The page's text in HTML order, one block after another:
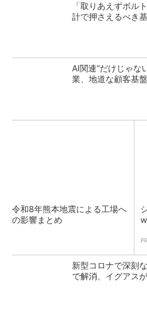
「取りあえずボ
計で押さえるべき
AI関連“だけじゃな
業、地道な顧客基
令和8年熊本地震による工場へ
の影響まとめ
新型コロナで深刻
で解消、イグアス